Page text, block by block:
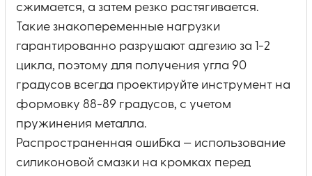
сжимается, а затем резко растягивается.
Такие знакопеременные нагрузки
гарантированно разрушают адгезию за 1-2
цикла, поэтому для получения угла 90
градусов всегда проектируйте инструмент на
формовку 88-89 градусов, с учетом
пружинения металла.
Распространенная ошибка — использование
силиконовой смазки на кромках перед